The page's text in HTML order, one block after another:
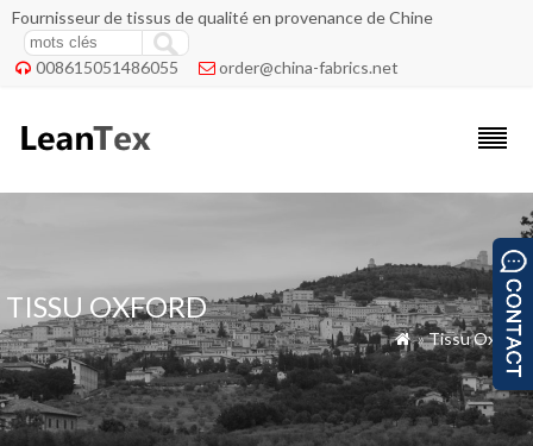
Fournisseur de tissus de qualité en provenance de Chine
 008615051486055  order@china-fabrics.net
TISSU OXFORD
 »Tissu Oxford